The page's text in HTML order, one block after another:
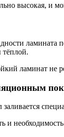
высокая, и
тёплой.
ламинат не